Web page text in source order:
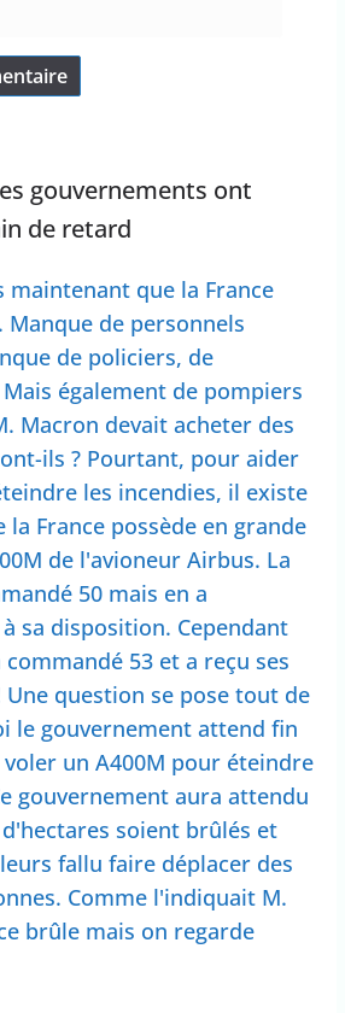
gouvernements ont
de retard
maintenant que la France
de personnels
de policiers, de
également de pompiers
Macron devait acheter des
ils ? Pourtant, pour aider
les incendies, il existe
France possède en grande
de l'avioneur Airbus. La
50 mais en a
sa disposition. Cependant
53 et a reçu ses
Une question se pose tout de
le gouvernement attend fin
un A400M pour éteindre
gouvernement aura attendu
soient brûlés et
fallu faire déplacer des
Comme l'indiquait M.
brûle mais on regarde